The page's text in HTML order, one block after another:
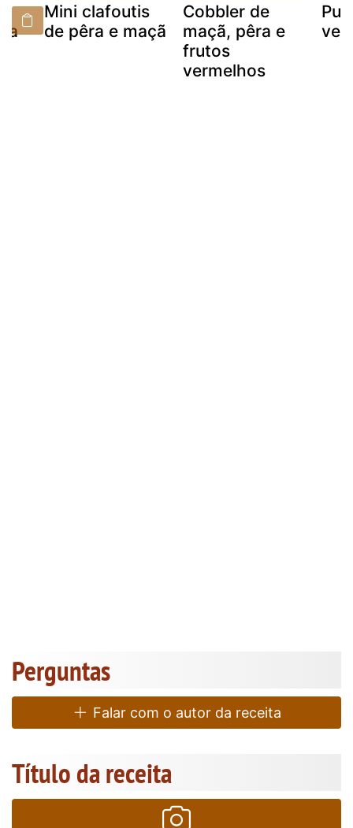
Mini clafoutis
de pêra e maçã
Cobbler de
maçã, pêra e
frutos
vermelhos
Perguntas
Falar com o autor da receita
Título da receita